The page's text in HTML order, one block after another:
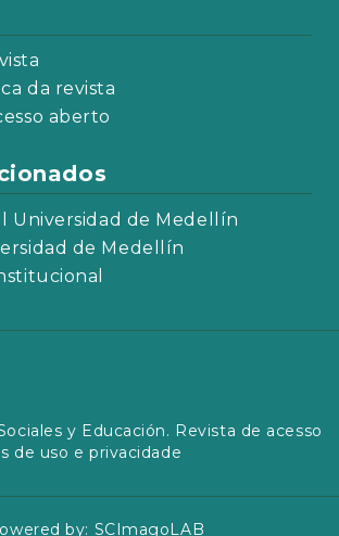
da revista
aberto
Universidad de Medellín
de Medellín
y Educación. Revista de acesso
de uso e privacidade
by: SCImagoLAB